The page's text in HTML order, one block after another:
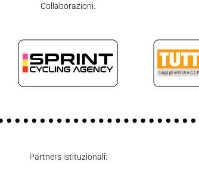
Collaborazioni:
Partners istituzionali: